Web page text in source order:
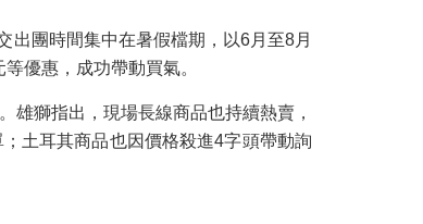
出團時間集中在暑假檔期，以6月至8月
優惠，成功帶動買氣。
雄獅指出，現場長線商品也持續熱賣，
土耳其商品也因價格殺進4字頭帶動詢